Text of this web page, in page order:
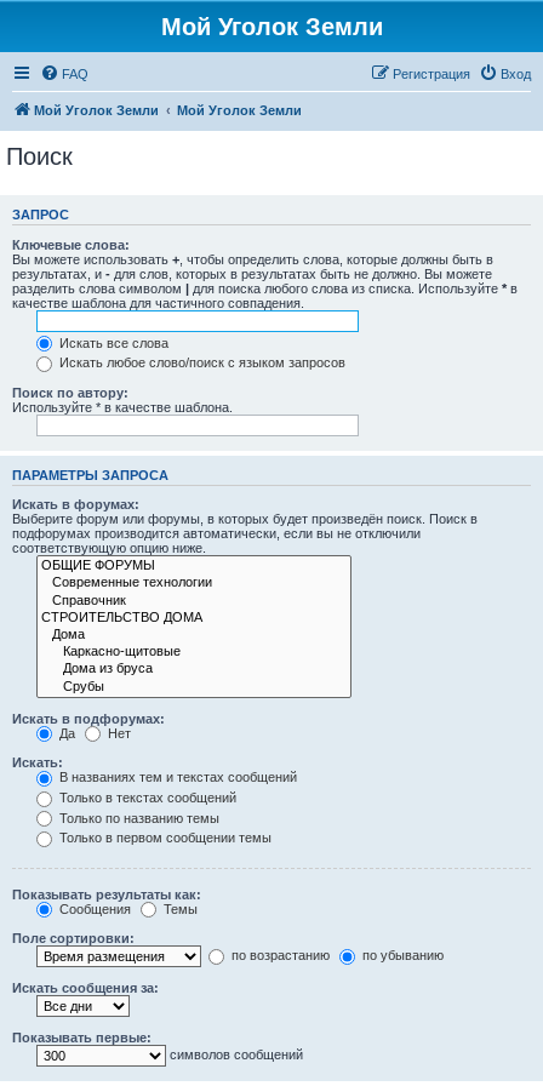
Мой Уголок Земли
FAQ Вход
Регистрация
Мой Уголок Земли Мой Уголок Земли
Поиск
ЗАПРОС
Ключевые слова:
Вы можете использовать + , чтобы определить слова, которые должны быть в
результатах, и - для слов, которых в результатах быть не должно. Вы можете
разделить слова символом | для поиска любого слова из списка. Используйте * в
качестве шаблона для частичного совпадения.
Искать все слова
Искать любое слово/поиск с языком запросов
Поиск по автору:
Используйте * в качестве шаблона.
ПАРАМЕТРЫ ЗАПРОСА
Искать в форумах:
Выберите форум или форумы, в которых будет произведён поиск. Поиск в
подфорумах производится автоматически, если вы не отключили
соответствующую опцию ниже.
Искать в подфорумах:
Да
Нет
Искать:
В названиях тем и текстах сообщений
Только в текстах сообщений
Только по названию темы
Только в первом сообщении темы
Показывать результаты как:
Сообщения
Темы
Поле сортировки:
по возрастанию
по убыванию
Искать сообщения за:
Показывать первые:
символов сообщений